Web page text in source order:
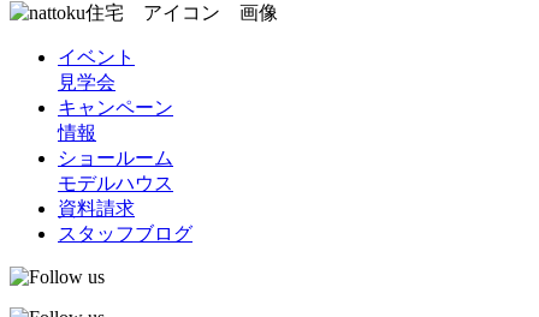
イベント
見学会
キャンペーン
情報
ショールーム
モデルハウス
資料請求
スタッフブログ